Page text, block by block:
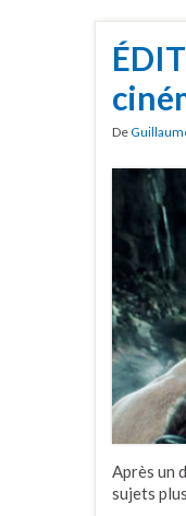
De
Après un
sujets